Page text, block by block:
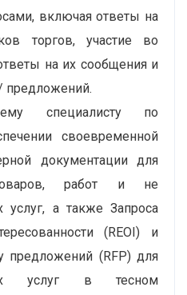
включая ответы на
торгов, участие во
на их сообщения и
предложений.
специалисту по
своевременной
документации для
работ и не
услуг, а также Запроса
(REOI) и
предложений (RFP) для
услуг в тесном